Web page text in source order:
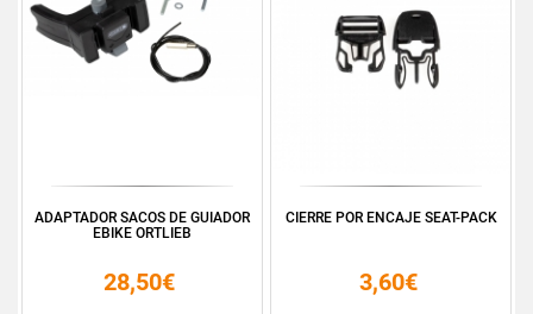
ADAPTADOR SACOS DE GUIADOR
EBIKE ORTLIEB
28,50€
CIERRE POR ENCAJE SEAT-PACK
3,60€